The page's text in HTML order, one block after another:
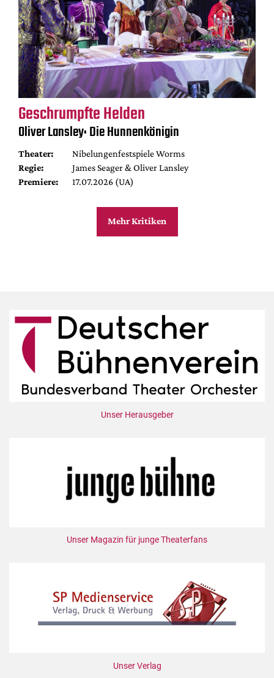
Geschrumpfte Helden
Oliver Lansley: Die Hunnenkönigin
Theater:
Nibelungenfestspiele Worms
Regie:
James Seager & Oliver Lansley
Premiere:
17.07.2026 (UA)
Mehr Kritiken
Unser Herausgeber
Unser Magazin für junge Theaterfans
Unser Verlag